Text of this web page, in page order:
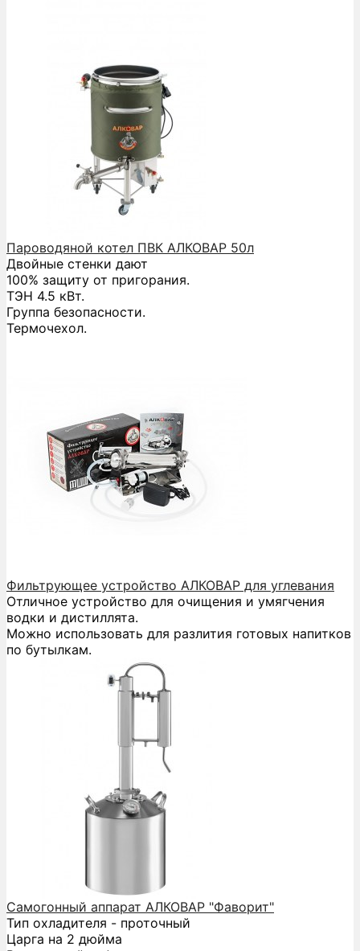
Пароводяной котел ПВК АЛКОВАР 50л
Двойные стенки дают
100% защиту от пригорания.
ТЭН 4.5 кВт.
Группа безопасности.
Термочехол.
Фильтрующее устройство АЛКОВАР для углевания
Отличное устройство для очищения и умягчения
водки и дистиллята.
Можно использовать для разлития готовых напитков
по бутылкам.
Самогонный аппарат АЛКОВАР "Фаворит"
Тип охладителя - проточный
Царга на 2 дюйма